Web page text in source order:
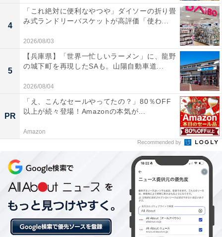
巨大な商業複合施設「東京ソラマチ(R)」が。東京メトロ
半蔵門線、京急線・都営地下鉄浅草線、京成押上線の押
上（東京スカイツリー前）駅に地下で直結しているの
で、駅から傘いらずでアクセス可能です。
12のフロアに300以上のショップやレストランがあり、
そこには「すみだ水族館」「コニカミノルタプラネタリ
ウム 天空」も含まれているので、天気を気にすることな
く充実した1日を過ごせることでしょう。ちなみに天気
の悪い日は上部が雲に隠され、壮大で幻想的な東京スカ
イツリーが姿を現わすこともありますよ。
4
「これ絶対に便利なやつや」ダイソーの折り畳
み式ランドリーバスケットが高評価「使わ...
2026/08/03
5
【兵庫県】「世界一忙しいラーメン」に、龍野
の城下町を再現したSAも。山陽自動車道...
2026/08/04
PR
「え、こんなセールやってたの？」80％OFF
以上が続々登場！Amazonの本気が...
Amazon
Recommended by